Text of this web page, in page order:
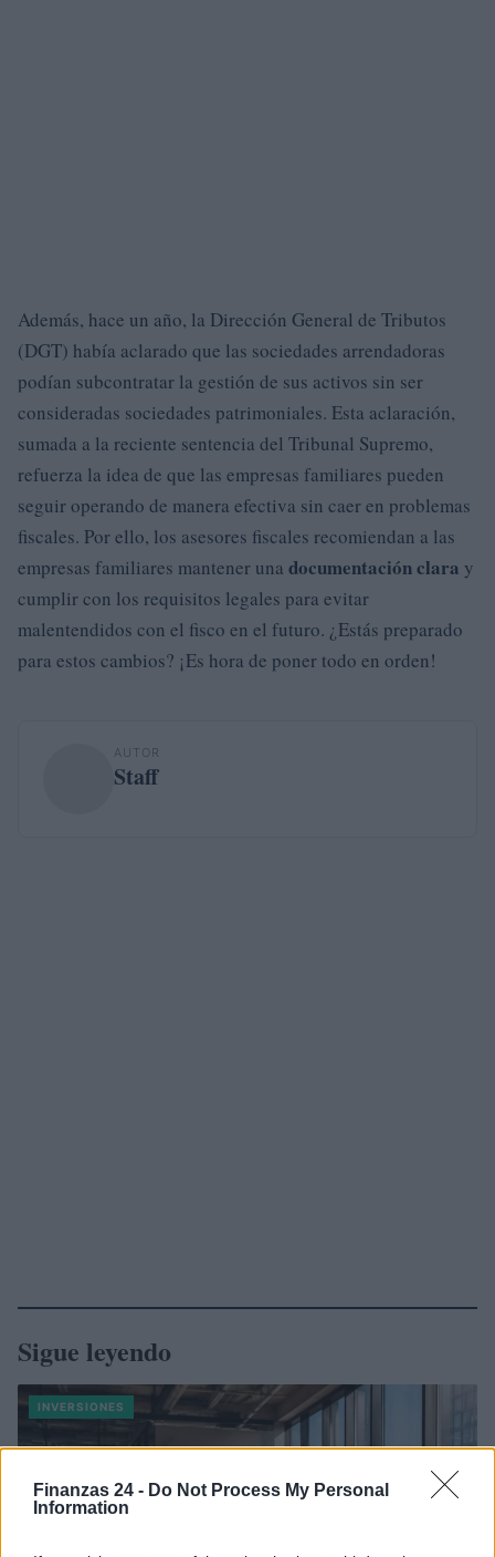
Finanzas 24 - Do Not Process My Personal
Information
Además, hace un año, la Dirección General de Tributos
(DGT) había aclarado que las sociedades arrendadoras
podían subcontratar la gestión de sus activos sin ser
consideradas sociedades patrimoniales. Esta aclaración,
sumada a la reciente sentencia del Tribunal Supremo,
refuerza la idea de que las empresas familiares pueden
seguir operando de manera efectiva sin caer en problemas
fiscales. Por ello, los asesores fiscales recomiendan a las
empresas familiares mantener una documentación clara y
cumplir con los requisitos legales para evitar
malentendidos con el fisco en el futuro. ¿Estás preparado
para estos cambios? ¡Es hora de poner todo en orden!
AUTOR
Staff
Sigue leyendo
INVERSIONES